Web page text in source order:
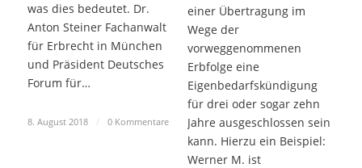
was dies bedeutet. Dr.
Anton Steiner Fachanwalt
für Erbrecht in München
und Präsident Deutsches
Forum für…
8. August 2018 / 0 Kommentare
einer Übertragung im
Wege der
vorweggenommenen
Erbfolge eine
Eigenbedarfskündigung
für drei oder sogar zehn
Jahre ausgeschlossen sein
kann. Hierzu ein Beispiel:
Werner M. ist